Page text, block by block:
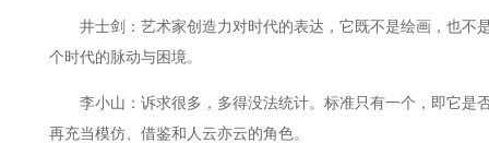
井士剑：艺术家创造力对时代的表达，它既不是绘画，也不
个时代的脉动与困境。
李小山：诉求很多，多得没法统计。标准只有一个，即它是
再充当模仿、借鉴和人云亦云的角色。